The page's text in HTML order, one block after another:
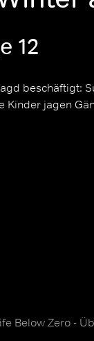
12
beschäftigt:
Kinder jagen
Below Zero -